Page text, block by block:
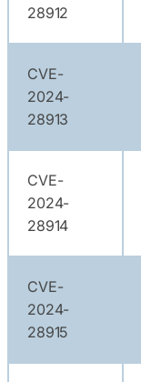
28912
CVE-
2024-
28913
CVE-
2024-
28914
CVE-
2024-
28915